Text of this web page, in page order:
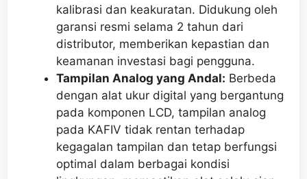
kalibrasi dan keakuratan. Didukung oleh
garansi resmi selama 2 tahun dari
distributor, memberikan kepastian dan
keamanan investasi bagi pengguna.
Tampilan Analog yang Andal: Berbeda
dengan alat ukur digital yang bergantung
pada komponen LCD, tampilan analog
pada KAFIV tidak rentan terhadap
kegagalan tampilan dan tetap berfungsi
optimal dalam berbagai kondisi